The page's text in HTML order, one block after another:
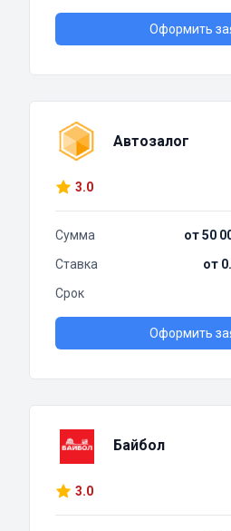
Оформить
Автозалог
3.0
Сумма
от 50
Ставка
от
Срок
Оформить
Байбол
3.0